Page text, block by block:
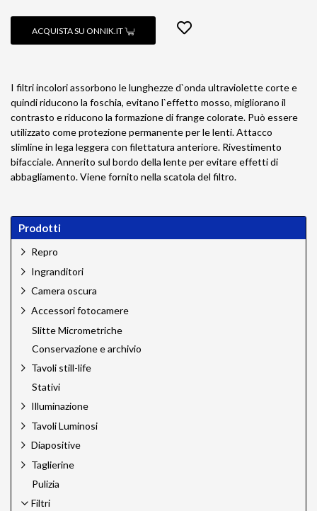
ACQUISTA SU ONNIK.IT
I filtri incolori assorbono le lunghezze d`onda ultraviolette corte e
quindi riducono la foschia, evitano l`effetto mosso, migliorano il
contrasto e riducono la formazione di frange colorate. Può essere
utilizzato come protezione permanente per le lenti. Attacco
slimline in lega leggera con filettatura anteriore. Rivestimento
bifacciale. Annerito sul bordo della lente per evitare effetti di
abbagliamento. Viene fornito nella scatola del filtro.
Prodotti
Repro
Ingranditori
Camera oscura
Accessori fotocamere
Slitte Micrometriche
Conservazione e archivio
Tavoli still-life
Stativi
Illuminazione
Tavoli Luminosi
Diapositive
Taglierine
Pulizia
Filtri